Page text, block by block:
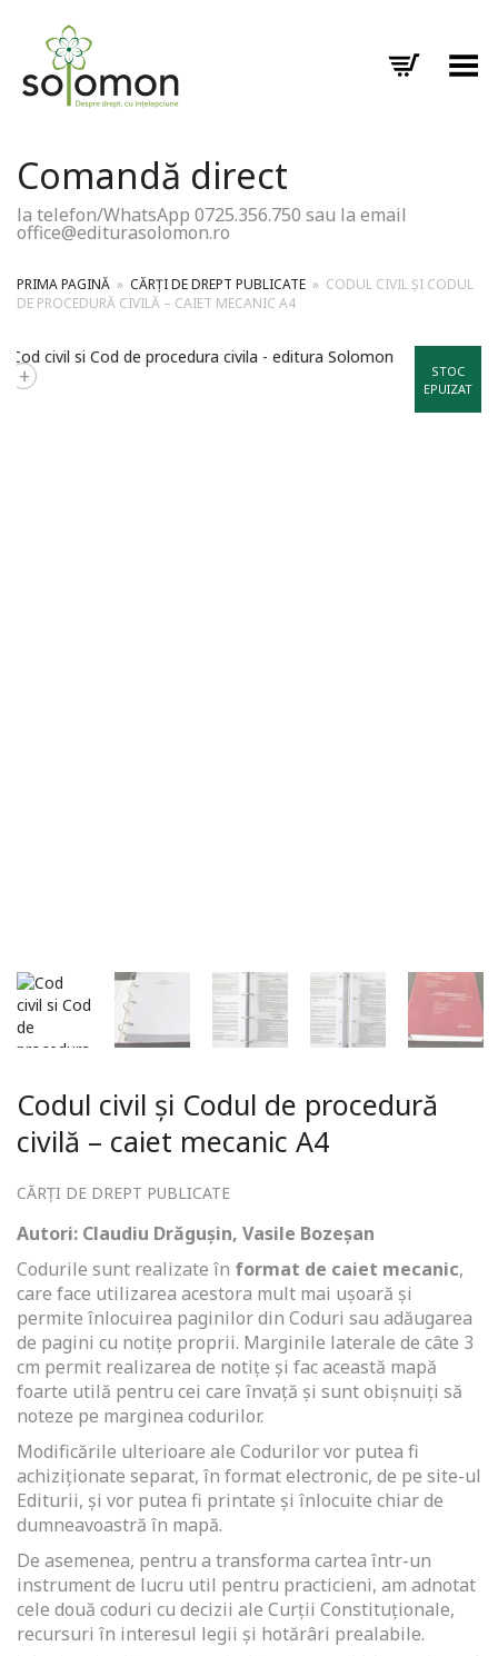
Toggle Menu
Comandă direct
la telefon/WhatsApp 0725.356.750 sau la email
office@editurasolomon.ro
PRIMA PAGINĂ » CĂRȚI DE DREPT PUBLICATE » CODUL CIVIL ȘI CODUL
DE PROCEDURĂ CIVILĂ – CAIET MECANIC A4
STOC
EPUIZAT
Codul civil și Codul de procedură
civilă – caiet mecanic A4
CĂRȚI DE DREPT PUBLICATE
Autori: Claudiu Drăgușin, Vasile Bozeşan
Codurile sunt realizate în format de caiet mecanic,
care face utilizarea acestora mult mai ușoară și
permite înlocuirea paginilor din Coduri sau adăugarea
de pagini cu notițe proprii. Marginile laterale de câte 3
cm permit realizarea de notițe și fac această mapă
foarte utilă pentru cei care învață și sunt obișnuiți să
noteze pe marginea codurilor.
Modificările ulterioare ale Codurilor vor putea fi
achiziționate separat, în format electronic, de pe site-ul
Editurii, și vor putea fi printate și înlocuite chiar de
dumneavoastră în mapă.
De asemenea, pentru a transforma cartea într-un
instrument de lucru util pentru practicieni, am adnotat
cele două coduri cu decizii ale Curții Constituționale,
recursuri în interesul legii și hotărâri prealabile.